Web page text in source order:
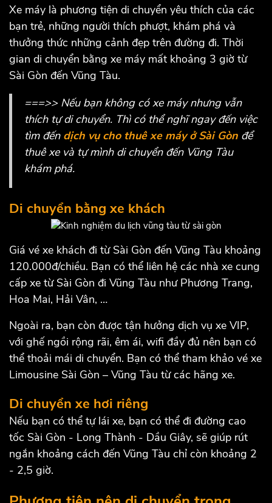
Xe máy là phương tiện di chuyển yêu thích của các
bạn trẻ, những người thích phượt, khám phá và
thưởng thức những cảnh đẹp trên đường đi. Thời
gian di chuyển bằng xe máy mất khoảng 3 giờ từ
Sài Gòn đến Vũng Tàu.
===>> Nếu bạn không có xe máy nhưng vẫn
thích tự di chuyển. Thì có thể nghĩ ngay đến việc
tìm đến dịch vụ cho thuê xe máy ở Sài Gòn để
thuê xe và tự mình di chuyển đến Vũng Tàu
khám phá.
Di chuyển bằng xe khách
Giá vé xe khách đi từ Sài Gòn đến Vũng Tàu khoảng
120.000đ/chiều. Bạn có thể liên hệ các nhà xe cung
cấp xe từ Sài Gòn đi Vũng Tàu như Phương Trang,
Hoa Mai, Hải Vân, …
Ngoài ra, bạn còn được tận hưởng dịch vụ xe VIP,
với ghế ngồi rộng rãi, êm ái, wifi đầy đủ nên bạn có
thể thoải mái di chuyển. Bạn có thể tham khảo vé xe
Limousine Sài Gòn – Vũng Tàu từ các hãng xe.
Di chuyển xe hơi riêng
Nếu bạn có thể tự lái xe, bạn có thể đi đường cao
tốc Sài Gòn - Long Thành - Dầu Giây, sẽ giúp rút
ngắn khoảng cách đến Vũng Tàu chỉ còn khoảng 2
- 2,5 giờ.